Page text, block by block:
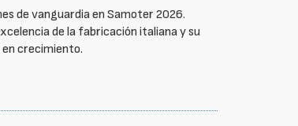
de vanguardia en Samoter 2026.
de la fabricación italiana y su
en crecimiento.